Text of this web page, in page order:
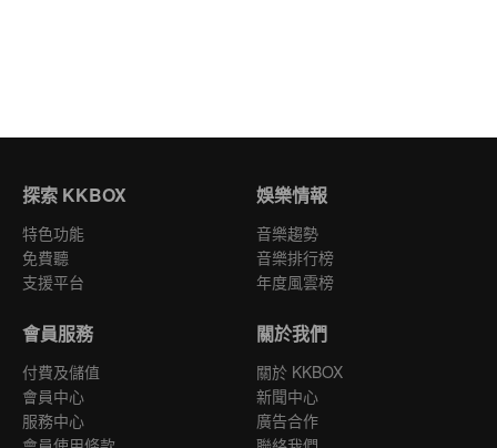
探索 KKBOX
特色功能
免費聽
支援平台
娛樂情報
音樂趨勢
音樂排行榜
年度風雲榜
會員服務
付費及儲值
會員中心
服務中心
關於我們
關於 KKBOX
新聞中心
廣告合作